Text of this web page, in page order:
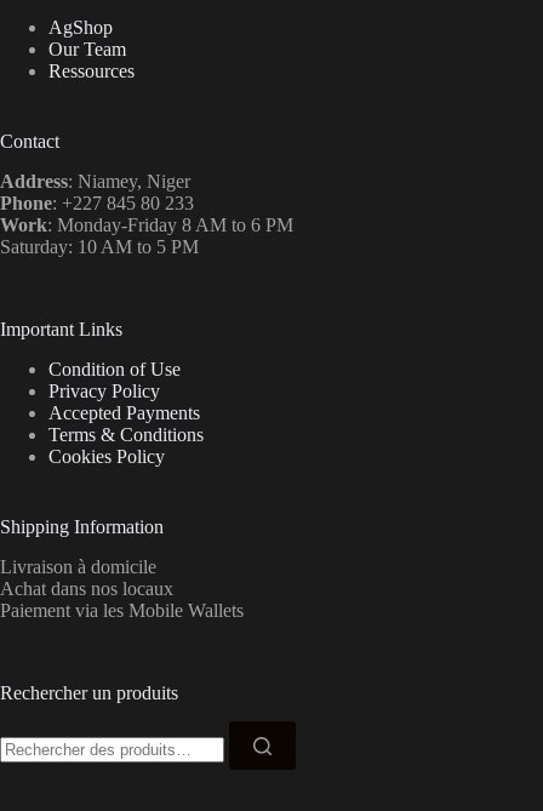
AgShop
Our Team
Ressources
Contact
Address: Niamey, Niger
Phone: +227 845 80 233
Work: Monday-Friday 8 AM to 6 PM
Saturday: 10 AM to 5 PM
Important Links
Condition of Use
Privacy Policy
Accepted Payments
Terms & Conditions
Cookies Policy
Shipping Information
Livraison à domicile
Achat dans nos locaux
Paiement via les Mobile Wallets
Rechercher un produits
pour :